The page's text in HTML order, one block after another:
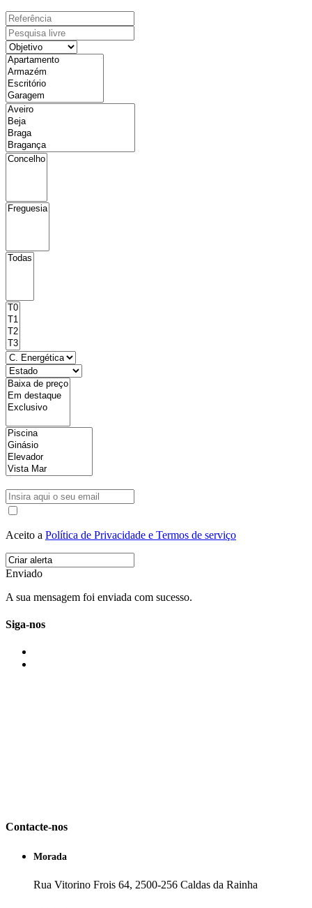
Aceito a Política de Privacidade e Termos de serviço
Enviado
A sua mensagem foi enviada com sucesso.
Siga-nos
Contacte-nos
Morada
Rua Vitorino Frois 64, 2500-256 Caldas da Rainha